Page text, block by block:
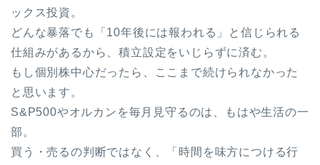
ックス投資。
どんな暴落でも「10年後には報われる」と信じられる
仕組みがあるから、積立設定をいじらずに済む。
もし個別株中心だったら、ここまで続けられなかった
と思います。
S&P500やオルカンを毎月見守るのは、もはや生活の一
部。
買う・売るの判断ではなく、「時間を味方につける行